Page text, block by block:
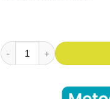
ECRAN CON TRÍPODE